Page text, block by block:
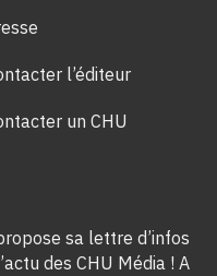
l’éditeur
un CHU
sa lettre d’infos
des CHU Média ! A